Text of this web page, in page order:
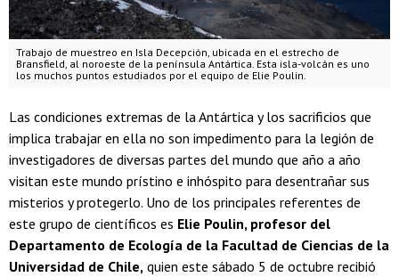
Trabajo de muestreo en Isla Decepción, ubicada en el estrecho de
Bransfield, al noroeste de la península Antártica. Esta isla-volcán es uno
los muchos puntos estudiados por el equipo de Elie Poulin.
Las condiciones extremas de la Antártica y los sacrificios que
implica trabajar en ella no son impedimento para la legión de
investigadores de diversas partes del mundo que año a año
visitan este mundo prístino e inhóspito para desentrañar sus
misterios y protegerlo. Uno de los principales referentes de
este grupo de científicos es Elie Poulin, profesor del
Departamento de Ecología de la Facultad de Ciencias de la
Universidad de Chile, quien este sábado 5 de octubre recibió